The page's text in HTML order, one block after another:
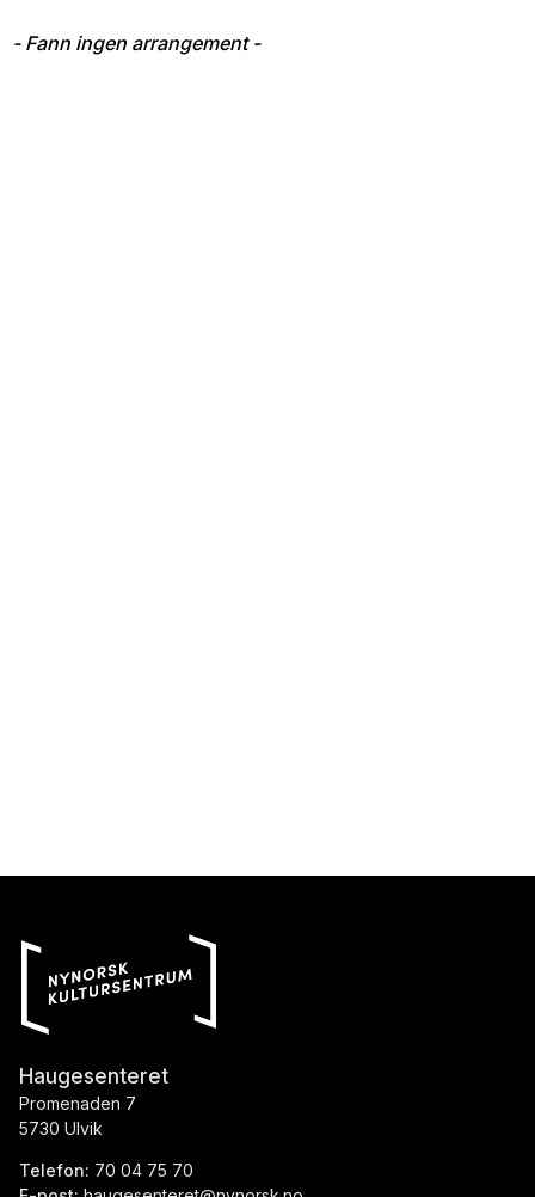
- Fann ingen arrangement -
Haugesenteret
Promenaden 7
5730 Ulvik
Telefon: 70 04 75 70